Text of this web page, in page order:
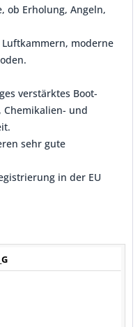
ob Erholung, Angeln,
moderne
verstärktes Boot-
Chemikalien- und
sehr gute
in der EU
SITZ KAPAZITÄT